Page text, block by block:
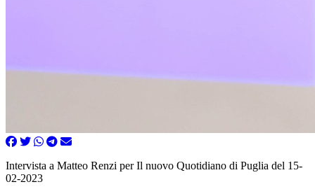
Intervista a Matteo Renzi per Il nuovo Quotidiano di Puglia del 15-
02-2023